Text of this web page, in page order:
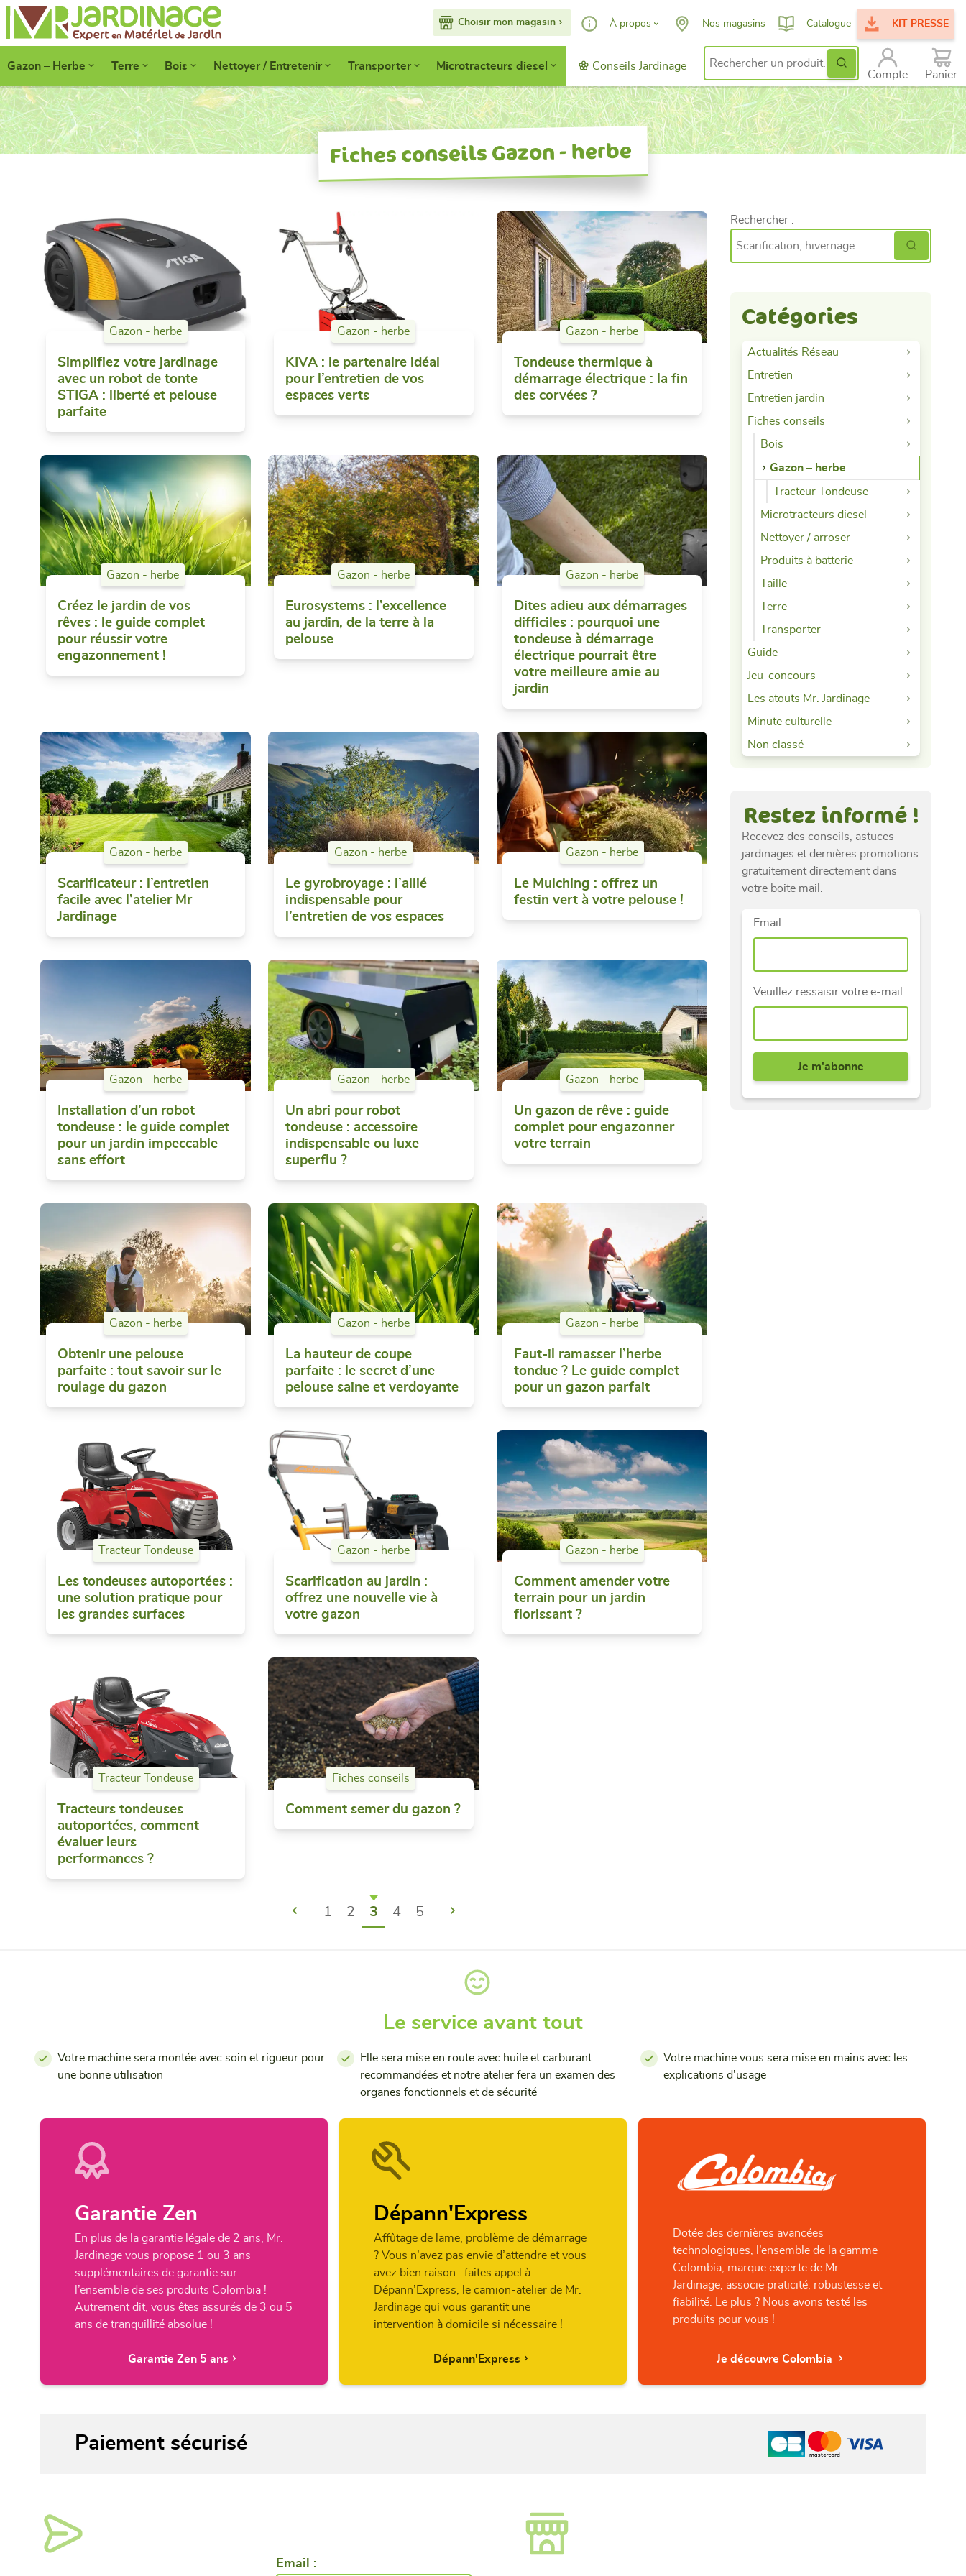
Choisir mon magasin À propos
Faisons connaissance
Devenir adhérent
Accès pro
Nos magasins Catalogue KIT PRESSE
Gazon – Herbe Terre Bois Nettoyer / Entretenir Transporter Microtracteurs diesel Conseils Jardinage Search for:
Compte
Panier
Fiches conseils Gazon - herbe
Gazon - herbe
Simplifiez votre jardinage
avec un robot de tonte
STIGA : liberté et pelouse
parfaite
Gazon - herbe
KIVA : le partenaire idéal
pour l’entretien de vos
espaces verts
Gazon - herbe
Tondeuse thermique à
démarrage électrique : la fin
des corvées ?
Gazon - herbe
Créez le jardin de vos
rêves : le guide complet
pour réussir votre
engazonnement !
Gazon - herbe
Eurosystems : l’excellence
au jardin, de la terre à la
pelouse
Gazon - herbe
Dites adieu aux démarrages
difficiles : pourquoi une
tondeuse à démarrage
électrique pourrait être
votre meilleure amie au
jardin
Gazon - herbe
Scarificateur : l’entretien
facile avec l’atelier Mr
Jardinage
Gazon - herbe
Le gyrobroyage : l’allié
indispensable pour
l’entretien de vos espaces
Gazon - herbe
Le Mulching : offrez un
festin vert à votre pelouse !
Gazon - herbe
Installation d’un robot
tondeuse : le guide complet
pour un jardin impeccable
sans effort
Gazon - herbe
Un abri pour robot
tondeuse : accessoire
indispensable ou luxe
superflu ?
Gazon - herbe
Un gazon de rêve : guide
complet pour engazonner
votre terrain
Gazon - herbe
Obtenir une pelouse
parfaite : tout savoir sur le
roulage du gazon
Gazon - herbe
La hauteur de coupe
parfaite : le secret d’une
pelouse saine et verdoyante
Gazon - herbe
Faut-il ramasser l’herbe
tondue ? Le guide complet
pour un gazon parfait
Tracteur Tondeuse
Les tondeuses autoportées :
une solution pratique pour
les grandes surfaces
Gazon - herbe
Scarification au jardin :
offrez une nouvelle vie à
votre gazon
Gazon - herbe
Comment amender votre
terrain pour un jardin
florissant ?
Tracteur Tondeuse
Tracteurs tondeuses
autoportées, comment
évaluer leurs
performances ?
Fiches conseils
Comment semer du gazon ?
Précédent
1 2 3 4 5 Suivant
Restez informé !
Recevez des conseils, astuces
jardinages et dernières promotions
gratuitement directement dans
votre boite mail.
Email :
Veuillez ressaisir votre e-mail :
Catégories
Actualités Réseau
Entretien
Entretien jardin
Fiches conseils
Bois
Gazon – herbe
Tracteur Tondeuse
Microtracteurs diesel
Nettoyer / arroser
Produits à batterie
Taille
Terre
Transporter
Guide
Jeu-concours
Les atouts Mr. Jardinage
Minute culturelle
Non classé
Rechercher :
Le service avant tout
Votre machine sera montée avec soin et rigueur pour
une bonne utilisation
Elle sera mise en route avec huile et carburant
recommandées et notre atelier fera un examen des
organes fonctionnels et de sécurité
Votre machine vous sera mise en mains avec les
explications d'usage
Garantie Zen
En plus de la garantie légale de 2 ans, Mr.
Jardinage vous propose 1 ou 3 ans
supplémentaires de garantie sur
l’ensemble de ses produits Colombia !
Autrement dit, vous êtes assurés de 3 ou 5
ans de tranquillité absolue !
Garantie Zen 5 ans
Dépann'Express
Affûtage de lame, problème de démarrage
? Vous n’avez pas envie d’attendre et vous
avez bien raison : faites appel à
Dépann’Express, le camion-atelier de Mr.
Jardinage qui vous garantit une
intervention à domicile si nécessaire !
Dépann'Express
Dotée des dernières avancées
technologiques, l’ensemble de la gamme
Colombia, marque experte de Mr.
Jardinage, associe praticité, robustesse et
fiabilité. Le plus ? Nous avons testé les
produits pour vous !
Je découvre Colombia
Email :
Paiement sécurisé